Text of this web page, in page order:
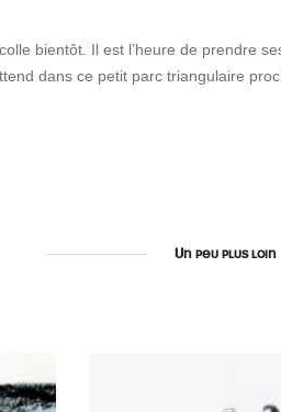
bientôt. Il est l’heure de prendre
dans ce petit parc triangulaire
Un peu plus loin